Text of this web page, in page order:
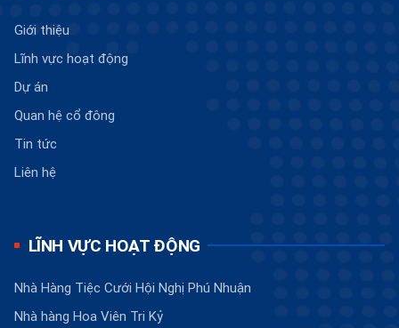
Giới thiệu
Lĩnh vực hoạt động
Dự án
Quan hệ cổ đông
Tin tức
Liên hệ
LĨNH VỰC HOẠT ĐỘNG
Nhà Hàng Tiệc Cưới Hội Nghị Phú Nhuận
Nhà hàng Hoa Viên Tri Kỷ